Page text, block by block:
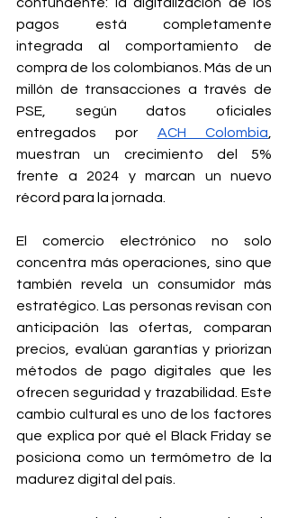
pagos está completamente
integrada al comportamiento de
compra de los colombianos. Más de un
millón de transacciones a través de
PSE, según datos oficiales
entregados por ACH Colombia
muestran un crecimiento del 5%
frente a 2024 y marcan un nuevo
récord para la jornada.
El comercio electrónico no solo
concentra más operaciones, sino que
también revela un consumidor más
estratégico. Las personas revisan con
anticipación las ofertas, comparan
precios, evalúan garantías y priorizan
métodos de pago digitales que les
ofrecen seguridad y trazabilidad. Este
cambio cultural es uno de los factores
que explica por qué el Black Friday se
posiciona como un termómetro de la
madurez digital del país.